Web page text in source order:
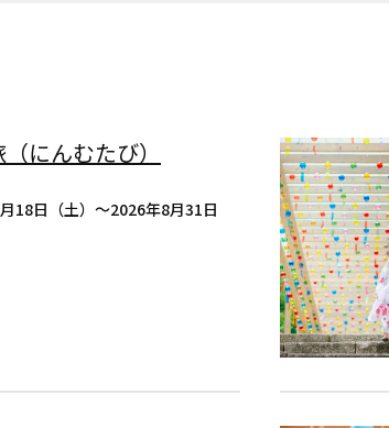
にんむたび）
18日（土）〜2026年8月31日